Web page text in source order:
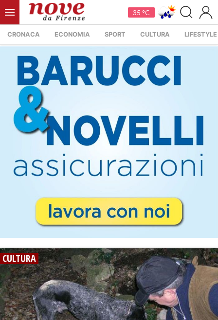
35 °C
CRONACA ECONOMIA SPORT CULTURA LIFESTYLE
CULTURA